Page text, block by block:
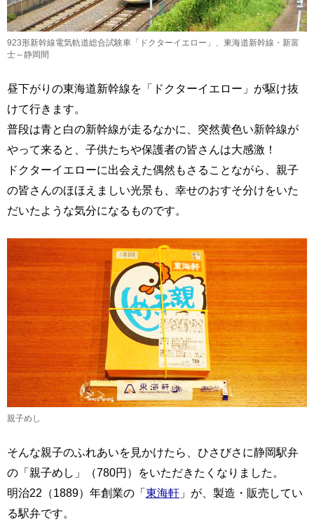
923形新幹線電気軌道総合試験車「ドクターイエロー」、東海道新幹線・新富
士～静岡間
昼下がりの東海道新幹線を「ドクターイエロー」が駆け抜
けて行きます。
普段は青と白の新幹線が走るなかに、突然黄色い新幹線が
やって来ると、子供たちや保護者の皆さんは大感激！
ドクターイエローに出会えた偶然もさることながら、親子
の皆さんのほほえましい光景も、幸せのおすそ分けをいた
だいたような気分になるものです。
親子めし
そんな親子のふれあいを見かけたら、ひさびさに静岡駅弁
の「親子めし」（780円）をいただきたくなりました。
明治22（1889）年創業の「東海軒 」が、製造・販売してい
る駅弁です。